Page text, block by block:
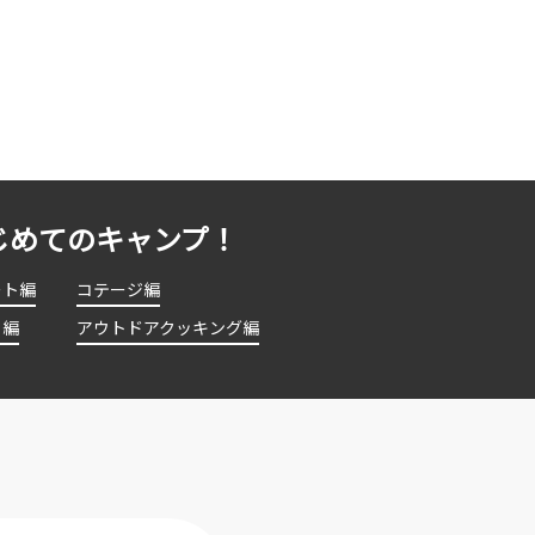
てのキャンプ！
編
コテージ編
アウトドアクッキング編